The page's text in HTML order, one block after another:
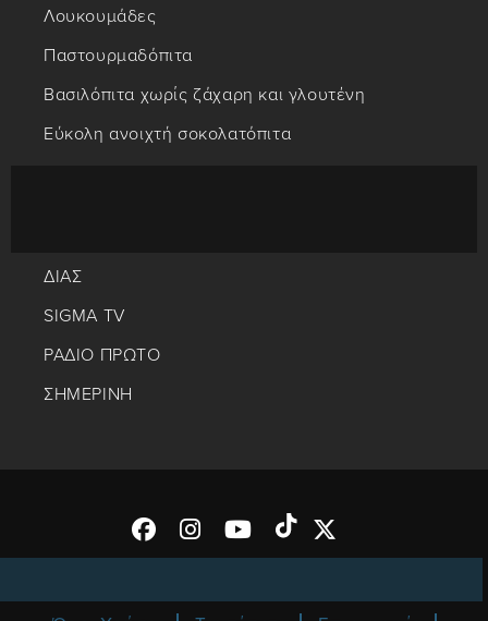
Λουκουμάδες
Παστουρμαδόπιτα
Βασιλόπιτα χωρίς ζάχαρη και γλουτένη
Εύκολη ανοιχτή σοκολατόπιτα
ΔΙΑΣ
SIGMA TV
ΡΑΔΙΟ ΠΡΩΤΟ
ΣΗΜΕΡΙΝΗ